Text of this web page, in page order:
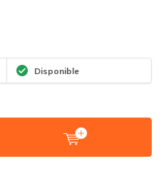
Disponible